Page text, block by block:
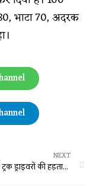
भाटा 70, अदरक
NEXT
छत्‍तीसगढ़ में ट्रक ड्राइवरों की हड़ताल का दिखा असर, पेट्रोल-पंपों में भारी भीड़, स्‍कूल बसों के पहिए थमे